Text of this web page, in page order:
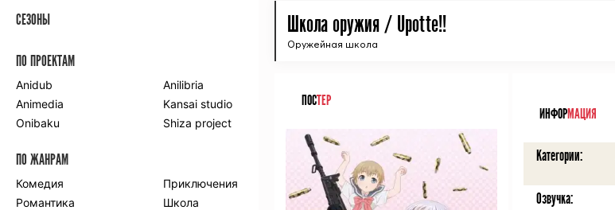
Школа оружия / Upotte!!
Оружейная школа
ПОСТЕР
ИНФОРМАЦИЯ
Категории:
Озвучка:
СЕЗОНЫ
ПО ПРОЕКТАМ
Anidub
Anilibria
Animedia
Kansai studio
Onibaku
Shiza project
ПО ЖАНРАМ
Комедия
Приключения
Романтика
Школа